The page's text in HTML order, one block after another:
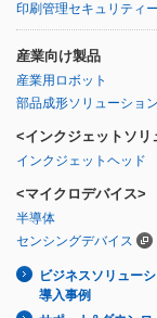
印刷管理セキュリティー
産業向け製品
産業用ロボット
部品成形ソリューション
<インクジェットソリ
インクジェットヘッド
<マイクロデバイス>
半導体
センシングデバイス
ビジネスソリューシ
導入事例